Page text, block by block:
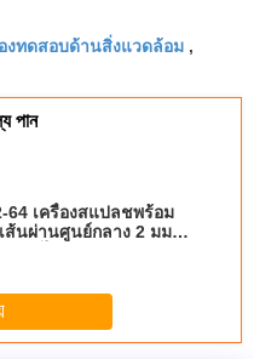
งทดสอบด้านสิ่งแวดล้อม ,
পান
64 เครื่องสแปลชพร้อม
นผ่านศูนย์กลาง 2 มม.